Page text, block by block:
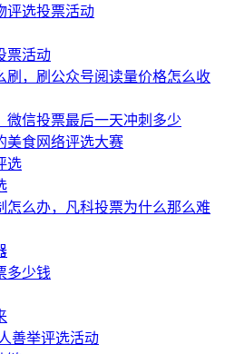
评选投票活动
票活动
刷，刷公众号阅读量价格怎么收
微信投票最后一天冲刺多少
美食网络评选大赛
选
怎么办，凡科投票为什么那么难
多少钱
善举评选活动